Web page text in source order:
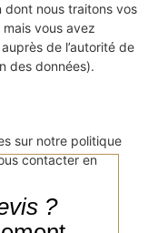
nous traitons vos
vous avez
de l’autorité de
des données).
sur notre politique
contacter en
?